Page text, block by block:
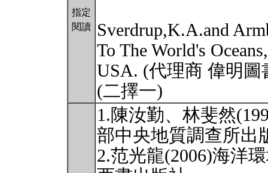
指定
閱讀
Sverdrup,K.A.and
To The World's
USA. (代理商 偉明圖
(二擇一)
1.陳汝勤、林斐然
部中央地質調查所出
2.范光龍(2006)海洋